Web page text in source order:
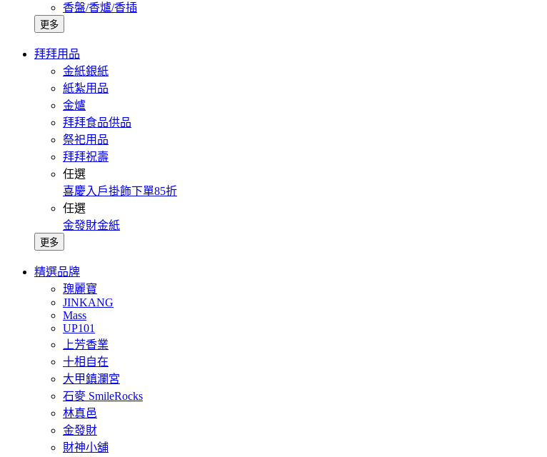
香盤/香爐/香插
更多
拜拜用品
金紙銀紙
紙紮用品
金爐
拜拜食品供品
祭祀用品
拜拜祝壽
任選
喜慶入戶掛飾下單85折
任選
金發財金紙
更多
精選品牌
瑰麗寶
JINKANG
Mass
UP101
上芳香業
十相自在
大甲鎮瀾宮
石麥 SmileRocks
林真邑
金發財
財神小舖